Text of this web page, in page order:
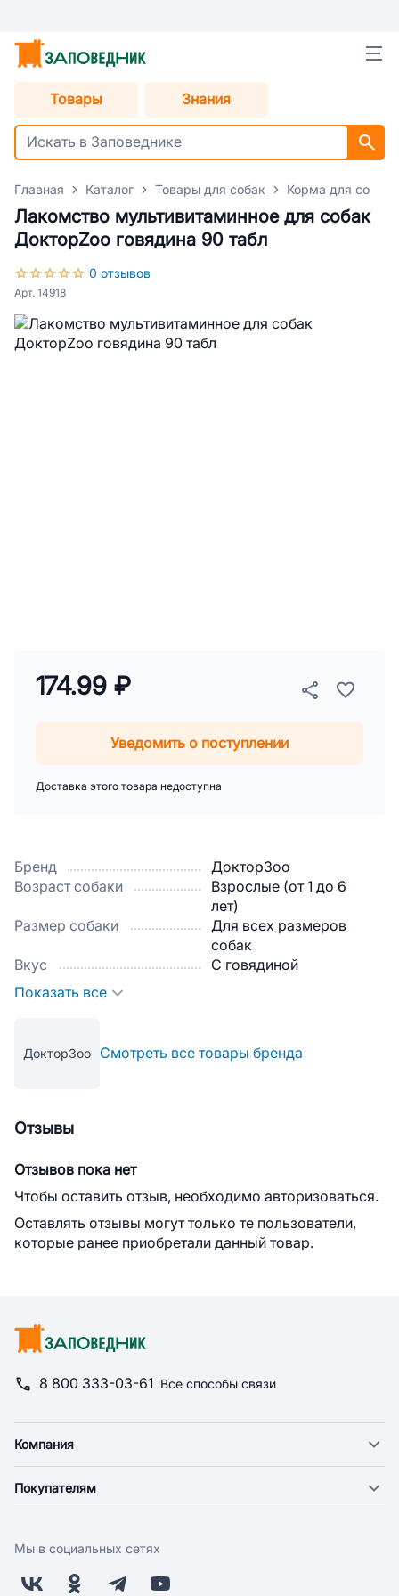
Товары Знания
Главная Каталог Товары для собак Корма для собак
Лакомство мультивитаминное для собак
ДокторZoo говядина 90 табл
0 отзывов
Арт. 14918
Бренд
ДокторЗоо
Возраст собаки
Взрослые (от 1 до 6
лет)
Размер собаки
Для всех размеров
собак
Вкус
С говядиной
Показать все
ДокторЗоо Смотреть все товары бренда
174.99 ₽
Уведомить о поступлении
Доставка этого товара недоступна
Отзывы
Отзывов пока нет
Чтобы оставить отзыв, необходимо авторизоваться.
Оставлять отзывы могут только те пользователи,
которые ранее приобретали данный товар.
8 800 333-03-61 Все способы связи
Компания
Новости
Поставщикам
Заводчикам
Покупателям
Оплата
Бонусная программа
Мы в социальных сетях